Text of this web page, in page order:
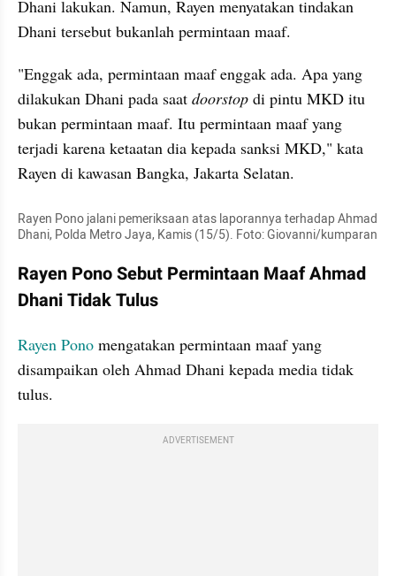
Dhani lakukan. Namun, Rayen menyatakan tindakan
Dhani tersebut bukanlah permintaan maaf.
"Enggak ada, permintaan maaf enggak ada. Apa yang
dilakukan Dhani pada saat doorstop di pintu MKD itu
bukan permintaan maaf. Itu permintaan maaf yang
terjadi karena ketaatan dia kepada sanksi MKD," kata
Rayen di kawasan Bangka, Jakarta Selatan.
Rayen Pono jalani pemeriksaan atas laporannya terhadap Ahmad
Dhani, Polda Metro Jaya, Kamis (15/5). Foto: Giovanni/kumparan
Rayen Pono Sebut Permintaan Maaf Ahmad
Dhani Tidak Tulus
Rayen Pono mengatakan permintaan maaf yang
disampaikan oleh Ahmad Dhani kepada media tidak
tulus.
ADVERTISEMENT